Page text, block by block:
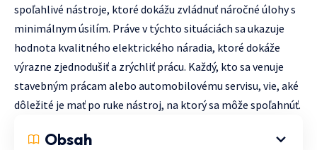
spoľahlivé nástroje, ktoré dokážu zvládnuť náročné úlohy s
minimálnym úsilím. Práve v týchto situáciách sa ukazuje
hodnota kvalitného elektrického náradia, ktoré dokáže
výrazne zjednodušiť a zrýchliť prácu. Každý, kto sa venuje
stavebným prácam alebo automobilovému servisu, vie, aké
dôležité je mať po ruke nástroj, na ktorý sa môže spoľahnúť.
Obsah